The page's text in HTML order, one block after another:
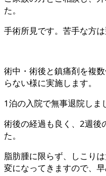
た。
手術所見です。苦手な方は
術中・術後と鎮痛剤を複
らない様に実施します。
1泊の入院で無事退院しま
術後の経過も良く、2週後
た。
脂肪腫に限らず、しこり
変になってきますので、